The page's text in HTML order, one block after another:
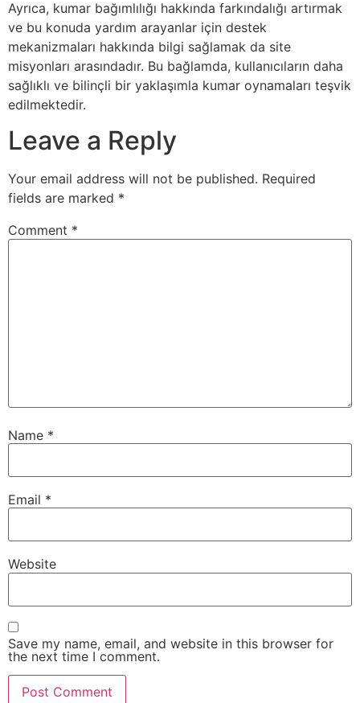
Ayrıca, kumar bağımlılığı hakkında farkındalığı artırmak
ve bu konuda yardım arayanlar için destek
mekanizmaları hakkında bilgi sağlamak da site
misyonları arasındadır. Bu bağlamda, kullanıcıların daha
sağlıklı ve bilinçli bir yaklaşımla kumar oynamaları teşvik
edilmektedir.
Leave a Reply
Your email address will not be published. Required
fields are marked *
Comment *
Name *
Email *
Website
Save my name, email, and website in this browser for
the next time I comment.